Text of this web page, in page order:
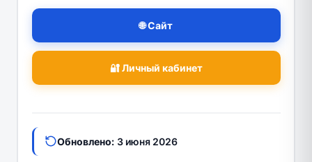
🌐 Сайт
🔐 Личный кабинет
Обновлено: 3 июня 2026